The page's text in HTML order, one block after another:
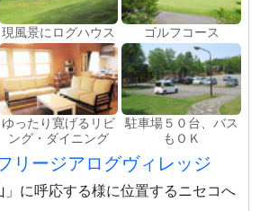
現風景にログハウス ゴルフコース
ゆったり寛げるリビ
ング・ダイニング
駐車場５０台、バス
もＯＫ
リージアログヴィレッジ
」に呼応する様に位置するニセコへ